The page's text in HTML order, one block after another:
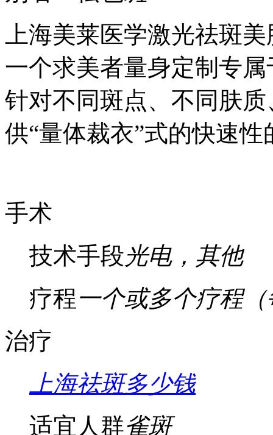
上海美莱医学激光祛斑
一个求美者量身定制专
针对不同斑点、不同肤
供“量体裁衣”式的快速
手术
技术手段光电，其他
疗程一个或多个疗程
治疗
上海祛斑多少钱
适宜人群雀斑